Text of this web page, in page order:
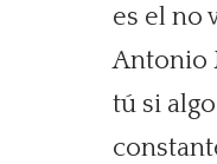
es el no
Antonio
tú si